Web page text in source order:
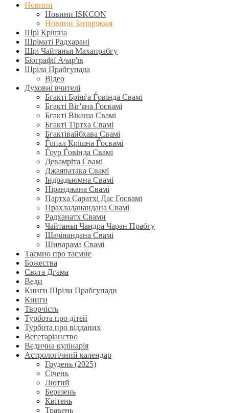
Новини
Новини ISKCON
Новини Запоріжжя
Шрі Крішна
Шріматі Радхарані
Шрі Чайтанья Махапрабгу
Біографії Ачар'їв
Шріла Прабгупада
Відео
Духовні вчителі
Бгакті Брінѓа Ѓовінда Свамі
Бгакті Віг'яна Ѓосвамі
Бгакті Вікаша Свамі
Бгакті Тіртха Свамі
Бгактівайбхава Свамі
Ѓопал Крішна Ѓосвамі
Ѓоур Ѓовінда Свамі
Девамріта Свамі
Джаяпатака Свамі
Індрадьюмна Свамі
Ніранджана Свамі
Партха Саратхі Дас Госвамі
Прахладанандана Свамі
Радханатх Свами
Чайтанья Чандра Чаран Прабгу
Шачінандана Свамі
Шиварама Свамі
Таємно про таємне
Божества
Свята Дгама
Веди
Книги Шріли Прабгупади
Книги
Творчість
Турбота про дітей
Турбота про відданих
Вегетаріанство
Ведична кулінарія
Астрологічний календар
Грудень (2025)
Січень
Лютий
Березень
Квітень
Травень